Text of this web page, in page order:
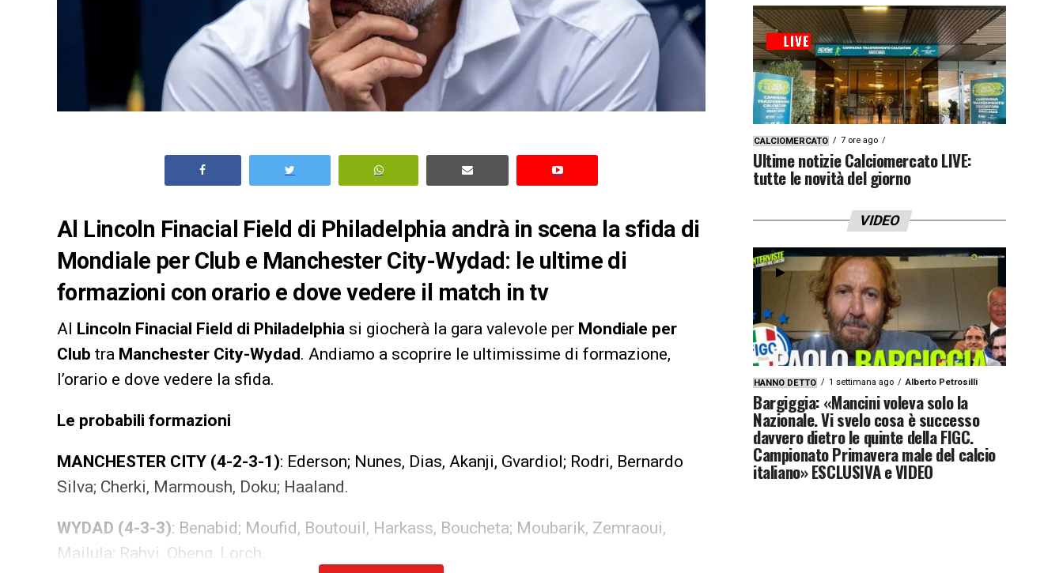
Al Lincoln Finacial Field di Philadelphia andrà in scena la sfida di
Mondiale per Club e Manchester City-Wydad: le ultime di
formazioni con orario e dove vedere il match in tv
Al Lincoln Finacial Field di Philadelphia si giocherà la gara valevole per Mondiale per
Club tra Manchester City-Wydad. Andiamo a scoprire le ultimissime di formazione,
l’orario e dove vedere la sfida.
Le probabili formazioni
MANCHESTER CITY (4-2-3-1): Ederson; Nunes, Dias, Akanji, Gvardiol; Rodri, Bernardo
Silva; Cherki, Marmoush, Doku; Haaland.
WYDAD (4-3-3): Benabid; Moufid, Boutouil, Harkass, Boucheta; Moubarik, Zemraoui,
Mailula; Rahyi, Obeng, Lorch.
CALCIOMERCATO 7 ore ago
Ultime notizie Calciomercato LIVE:
tutte le novità del giorno
VIDEO
HANNO DETTO 1 settimana ago Alberto Petrosilli
Bargiggia: «Mancini voleva solo la
Nazionale. Vi svelo cosa è successo
davvero dietro le quinte della FIGC.
Campionato Primavera male del calcio
italiano» ESCLUSIVA e VIDEO